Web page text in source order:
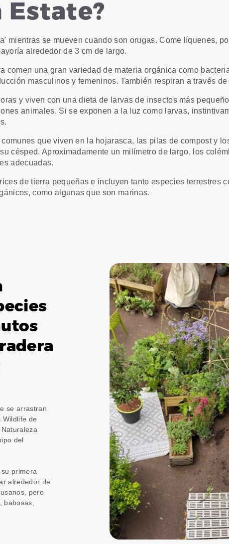
Estate?
mientras se mueven cuando son orugas. Come líquenes,
alrededor de 3 cm de largo.
comen una gran variedad de materia orgánica como
masculinos y femeninos. También respiran a través de
y viven con una dieta de larvas de insectos más
animales. Si se exponen a la luz como larvas,
que viven en la hojarasca, las pilas de compost y
césped. Aproximadamente un milímetro de largo, los
adecuadas.
de tierra pequeñas e incluyen tanto especies terrestres
como algunas que son marinas.
se arrastran
Wildlife de
del
primera
alrededor de
pero
babosas,